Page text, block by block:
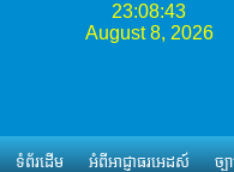
23:08:44
August 8, 2026
ទំព័រដើម អំពីអាជ្ញាធរអេដស៍ ច្